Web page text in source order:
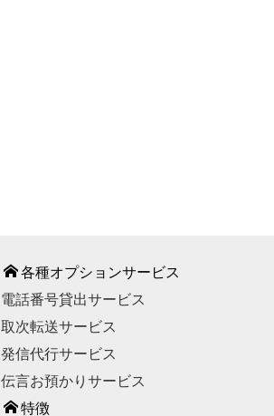
各種オプションサービス
電話番号貸出サービス
取次転送サービス
発信代行サービス
伝言お預かりサービス
特徴